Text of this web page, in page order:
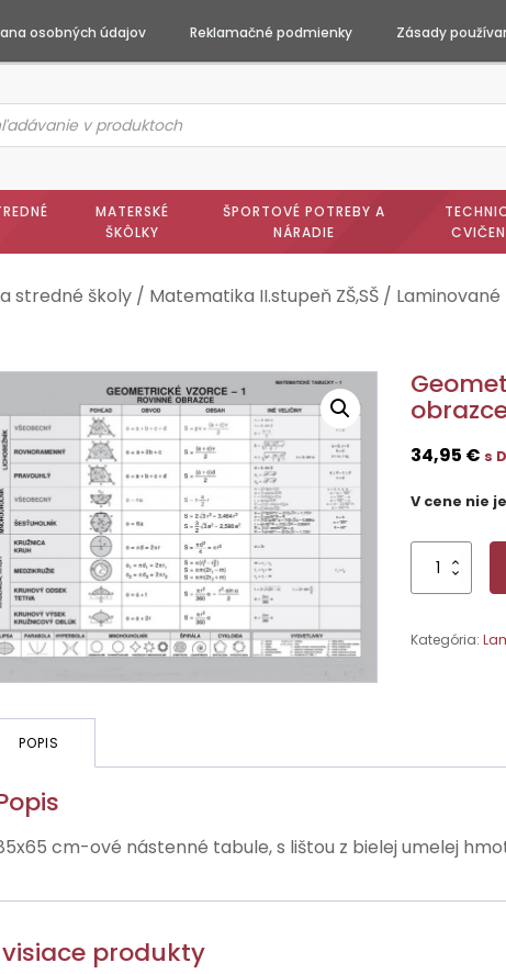
osobných údajov Reklamačné podmienky Zásady
MATERSKÉ
ŠKÔLKY
ŠPORTOVÉ POTREBY A
NÁRADIE
stredné školy / Matematika II.stupeň ZŠ,SŠ /
34,95 € s
V cene nie
množstvo
Geometrické
1,
Kategória:
POPIS
cm-ové nástenné tabule, s lištou z bielej umelej
produkty